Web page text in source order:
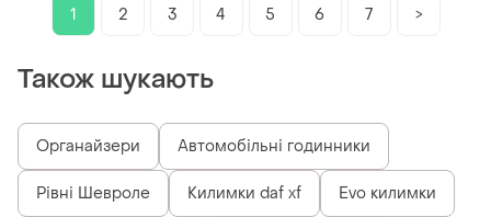
1
2 3 4 5 6 7 >
Також шукають
Органайзери Автомобільні годинники
Рівні Шевроле Килимки daf xf Evo килимки